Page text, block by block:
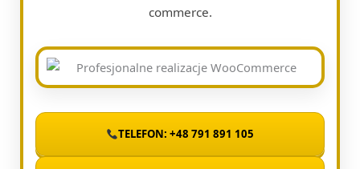
commerce.
TELEFON: +48 791 891 105